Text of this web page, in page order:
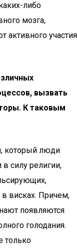
либо
мозга,
активного участия
вызвать
К таковым
который люди
силу религии,
висках. Причем,
появляются
голодания.
только